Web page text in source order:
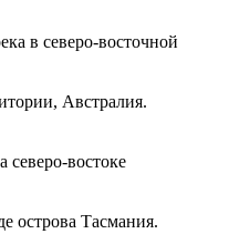
в северо-восточной
Австралия.
востоке
острова Тасмания.